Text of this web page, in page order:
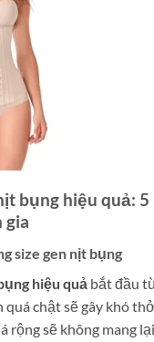
bụng hiệu quả:
gia
size gen nịt bụng
hiệu quả bắt đầu
quá chật sẽ gây khó
rộng sẽ không mang